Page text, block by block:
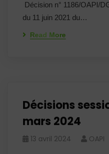
Décision n° 1186/OAPI/
du 11 juin 2021 du…
Read More
Décisions
mars 2024
13 avril 2024 OAPI